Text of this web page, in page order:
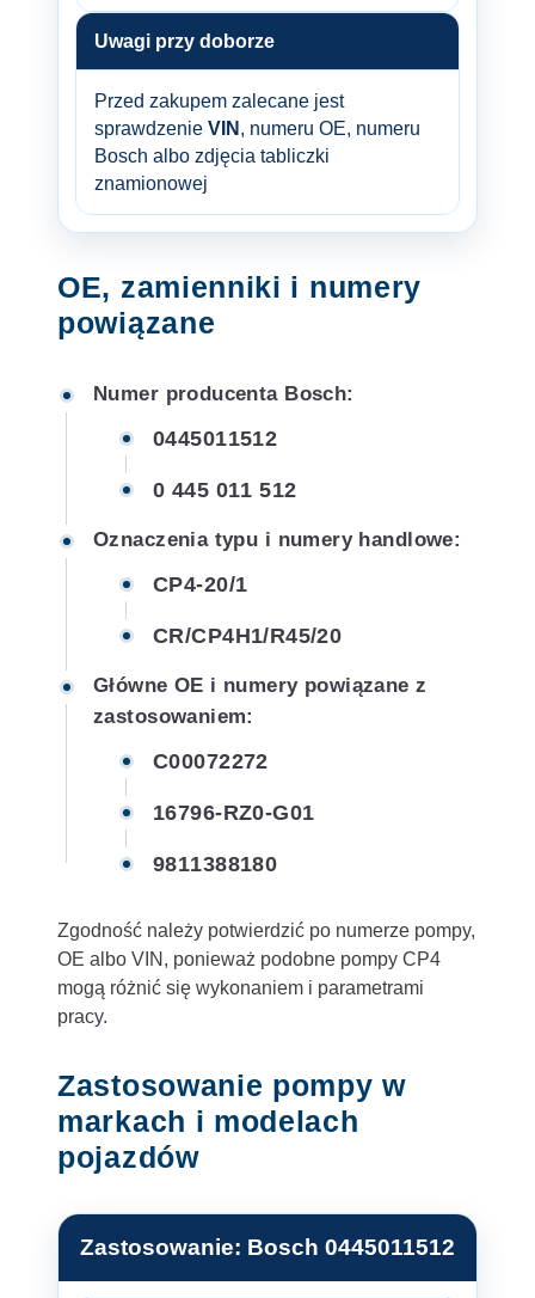
Uwagi przy doborze
Przed zakupem zalecane jest
sprawdzenie VIN , numeru OE, numeru
Bosch albo zdjęcia tabliczki
znamionowej
OE, zamienniki i numery
powiązane
Numer producenta Bosch:
0445011512
0 445 011 512
Oznaczenia typu i numery handlowe:
CP4-20/1
CR/CP4H1/R45/20
Główne OE i numery powiązane z
zastosowaniem:
C00072272
16796-RZ0-G01
9811388180
Zgodność należy potwierdzić po numerze pompy,
OE albo VIN, ponieważ podobne pompy CP4
mogą różnić się wykonaniem i parametrami
pracy.
Zastosowanie pompy w
markach i modelach
pojazdów
Zastosowanie: Bosch 0445011512